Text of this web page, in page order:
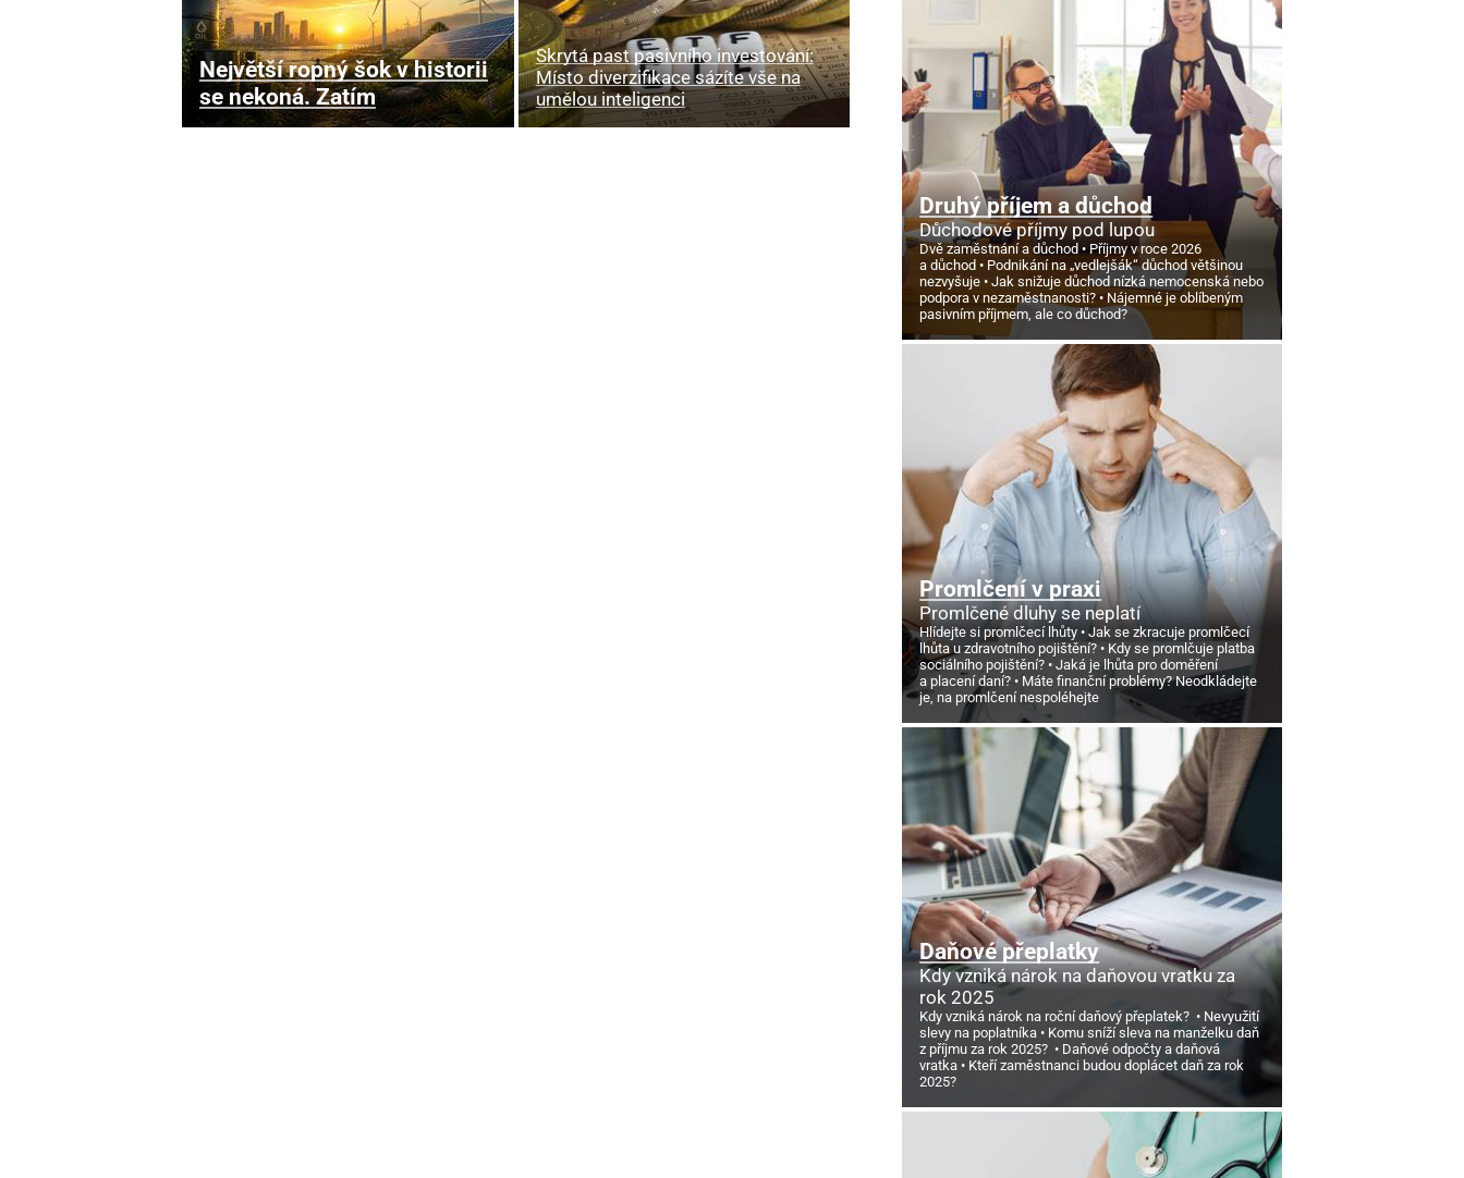
Největší ropný šok v historii
se nekoná. Zatím
Skrytá past pasivního investování:
Místo diverzifikace sázíte vše na
umělou inteligenci
Druhý příjem a důchod
Důchodové příjmy pod lupou
Dvě zaměstnání a důchod
Příjmy v roce 2026
a důchod
Podnikání na „vedlejšák“ důchod většinou
nezvyšuje
Jak snižuje důchod nízká nemocenská nebo
podpora v nezaměstnanosti?
Nájemné je oblíbeným
pasivním příjmem, ale co důchod?
Promlčení v praxi
Promlčené dluhy se neplatí
Hlídejte si promlčecí lhůty
Jak se zkracuje promlčecí
lhůta u zdravotního pojištění?
Kdy se promlčuje platba
sociálního pojištění?
Jaká je lhůta pro doměření
a placení daní?
Máte finanční problémy? Neodkládejte
je, na promlčení nespoléhejte
Daňové přeplatky
Kdy vzniká nárok na daňovou vratku za
rok 2025
Kdy vzniká nárok na roční daňový přeplatek?
Nevyužití
slevy na poplatníka
Komu sníží sleva na manželku daň
z příjmu za rok 2025?
Daňové odpočty a daňová
vratka
Kteří zaměstnanci budou doplácet daň za rok
2025?